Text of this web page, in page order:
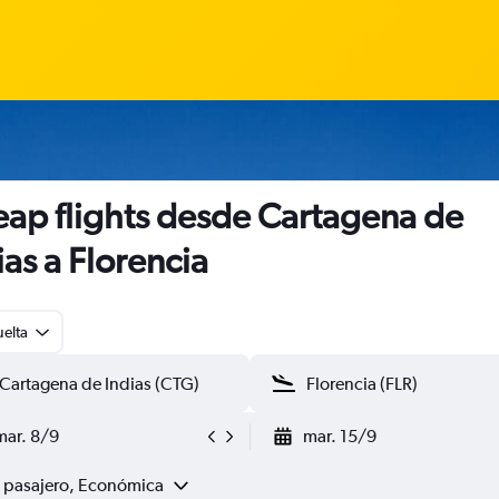
flights desde Cartagena de
a Florencia
8/9 mar. 15/9
pasajero, Económica